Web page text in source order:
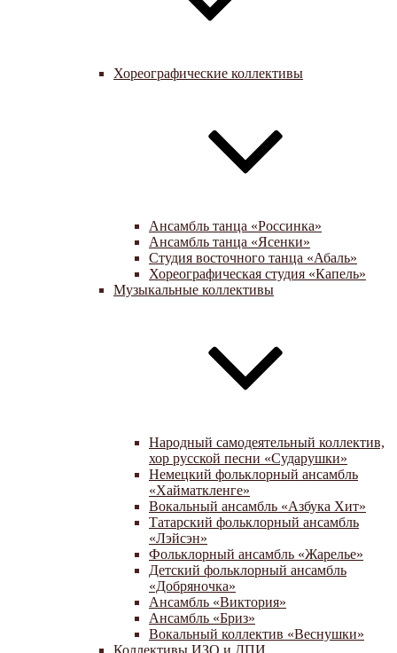
Хореографические коллективы
Ансамбль танца «Россинка»
Ансамбль танца «Ясенки»
Студия восточного танца «Абаль»
Хореографическая студия «Капель»
Музыкальные коллективы
Народный самодеятельный коллектив,
хор русской песни «Сударушки»
Немецкий фольклорный ансамбль
«Хайматкленге»
Вокальный ансамбль «Азбука Хит»
Татарский фольклорный ансамбль
«Лэйсэн»
Фольклорный ансамбль «Жарелье»
Детский фольклорный ансамбль
«Добряночка»
Ансамбль «Виктория»
Ансамбль «Бриз»
Вокальный коллектив «Веснушки»
Коллективы ИЗО и ДПИ